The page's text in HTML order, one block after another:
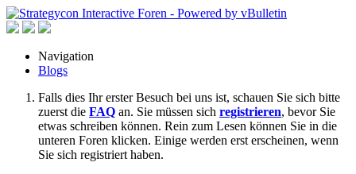
Navigation
Blogs
Falls dies Ihr erster Besuch bei uns ist, schauen Sie sich bitte
zuerst die FAQ an. Sie müssen sich registrieren, bevor Sie
etwas schreiben können. Rein zum Lesen können Sie in die
unteren Foren klicken. Einige werden erst erscheinen, wenn
Sie sich registriert haben.